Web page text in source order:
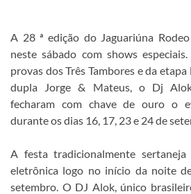
A 28 ª edição do Jaguariúna
neste sábado com shows
provas dos Três Tambores e da
dupla Jorge & Mateus, o Dj
fecharam com chave de ouro o
durante os dias 16, 17, 23 e 24 de
A festa tradicionalmente
eletrônica logo no início da noite
setembro. O DJ Alok, único